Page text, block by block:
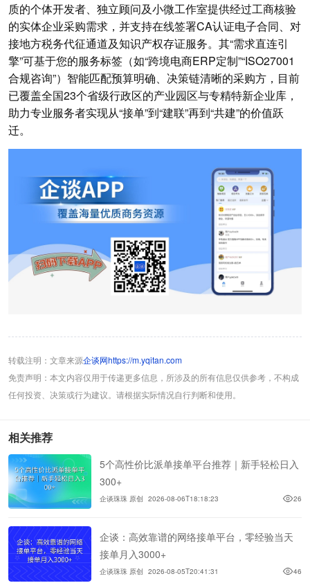
质的个体开发者、独立顾问及小微工作室提供经过工商核验
的实体企业采购需求，并支持在线签署CA认证电子合同、对
接地方税务代征通道及知识产权存证服务。其“需求直连引
擎”可基于您的服务标签（如“跨境电商ERP定制”“ISO27001
合规咨询”）智能匹配预算明确、决策链清晰的采购方，目前
已覆盖全国23个省级行政区的产业园区与专精特新企业库，
助力专业服务者实现从“接单”到“建联”再到“共建”的价值跃
迁。
转载注明：文章来源企谈网https://m.yqitan.com
免责声明：本文内容仅用于传递更多信息，所涉及的所有信息仅供参考，不构成
任何投资、决策或行为建议。请根据实际情况自行判断和使用。
相关推荐
5个高性价比派单接单平台推荐｜新手轻松日入
300+
企谈珠珠 原创 2026-08-06T18:18:23 26
企谈：高效靠谱的网络接单平台，零经验当天
接单月入3000+
企谈珠珠 原创 2026-08-05T20:41:31 46